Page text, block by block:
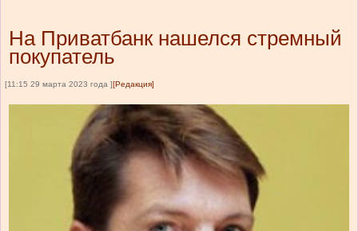
На Приватбанк нашелся стремный
покупатель
[11:15 29 марта 2023 года ] [Редакция]